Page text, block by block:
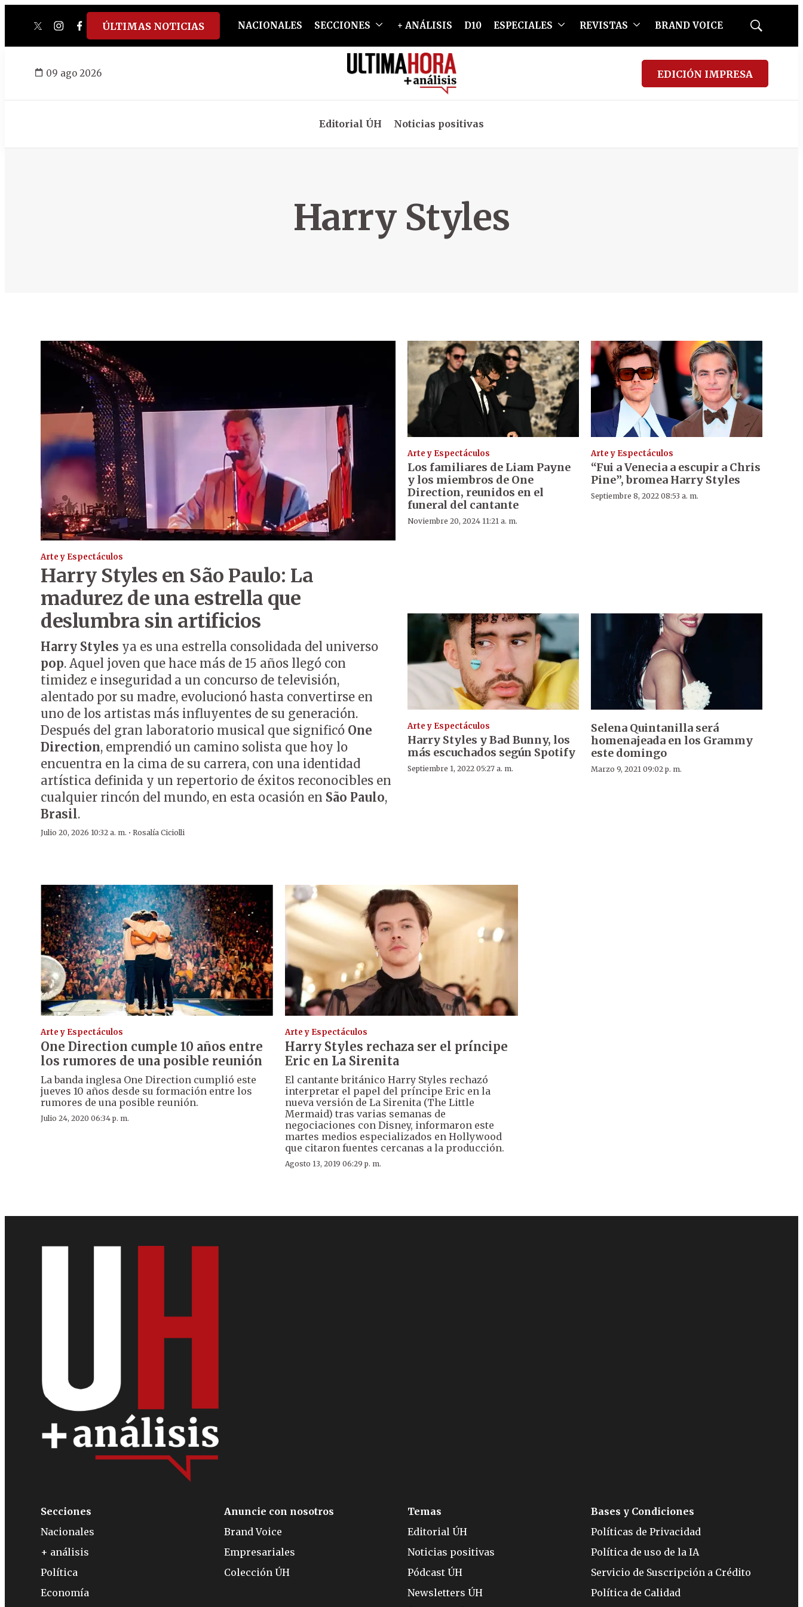
twitterinstagram
facebook
tiktokyoutube
spotify
ÚLTIMAS NOTICIAS NACIONALES SECCIONES + ANÁLISIS D10 ESPECIALES REVISTAS BRAND VOICE
Mostrar
09 ago 2026 EDICIÓN IMPRESA
Editorial ÚH Noticias positivas
Harry Styles
Arte y Espectáculos
Harry Styles en São Paulo: La
madurez de una estrella que
deslumbra sin artificios
Harry Styles ya es una estrella consolidada del universo
pop. Aquel joven que hace más de 15 años llegó con
timidez e inseguridad a un concurso de televisión,
alentado por su madre, evolucionó hasta convertirse en
uno de los artistas más influyentes de su generación.
Después del gran laboratorio musical que significó One
Direction, emprendió un camino solista que hoy lo
encuentra en la cima de su carrera, con una identidad
artística definida y un repertorio de éxitos reconocibles en
cualquier rincón del mundo, en esta ocasión en São Paulo,
Brasil.
Julio 20, 2026 10:32 a. m. · Rosalía Ciciolli
Arte y Espectáculos
Los familiares de Liam Payne
y los miembros de One
Direction, reunidos en el
funeral del cantante
Noviembre 20, 2024 11:21 a. m.
Arte y Espectáculos
“Fui a Venecia a escupir a Chris
Pine”, bromea Harry Styles
Septiembre 8, 2022 08:53 a. m.
Arte y Espectáculos
Harry Styles y Bad Bunny, los
más escuchados según Spotify
Septiembre 1, 2022 05:27 a. m.
Selena Quintanilla será
homenajeada en los Grammy
este domingo
Marzo 9, 2021 09:02 p. m.
Arte y Espectáculos
One Direction cumple 10 años entre
los rumores de una posible reunión
La banda inglesa One Direction cumplió este
jueves 10 años desde su formación entre los
rumores de una posible reunión.
Julio 24, 2020 06:34 p. m.
Arte y Espectáculos
Harry Styles rechaza ser el príncipe
Eric en La Sirenita
El cantante británico Harry Styles rechazó
interpretar el papel del príncipe Eric en la
nueva versión de La Sirenita (The Little
Mermaid) tras varias semanas de
negociaciones con Disney, informaron este
martes medios especializados en Hollywood
que citaron fuentes cercanas a la producción.
Agosto 13, 2019 06:29 p. m.
Secciones
Nacionales
+ análisis
Política
Economía
Anuncie con nosotros
Brand Voice
Empresariales
Colección ÚH
Temas
Editorial ÚH
Noticias positivas
Pódcast ÚH
Newsletters ÚH
Bases y Condiciones
Políticas de Privacidad
Política de uso de la IA
Servicio de Suscripción a Crédito
Política de Calidad